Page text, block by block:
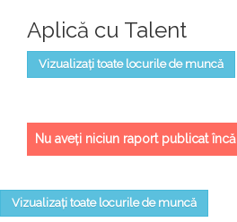
Aplică cu Talent
Vizualizați toate locurile de muncă
Nu aveți niciun raport publicat încă
Vizualizați toate locurile de muncă